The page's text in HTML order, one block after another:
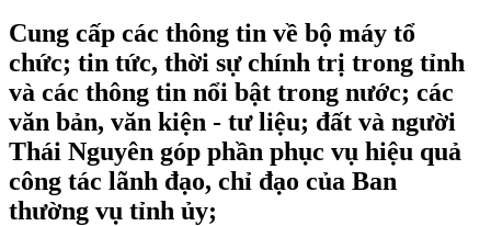
Cung cấp các thông tin về bộ máy tổ
chức; tin tức, thời sự chính trị trong tỉnh
và các thông tin nổi bật trong nước; các
văn bản, văn kiện - tư liệu; đất và người
Thái Nguyên góp phần phục vụ hiệu quả
công tác lãnh đạo, chỉ đạo của Ban
thường vụ tỉnh ủy;